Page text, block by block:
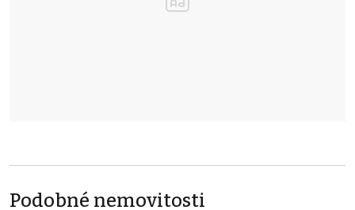
Podobné nemovitosti